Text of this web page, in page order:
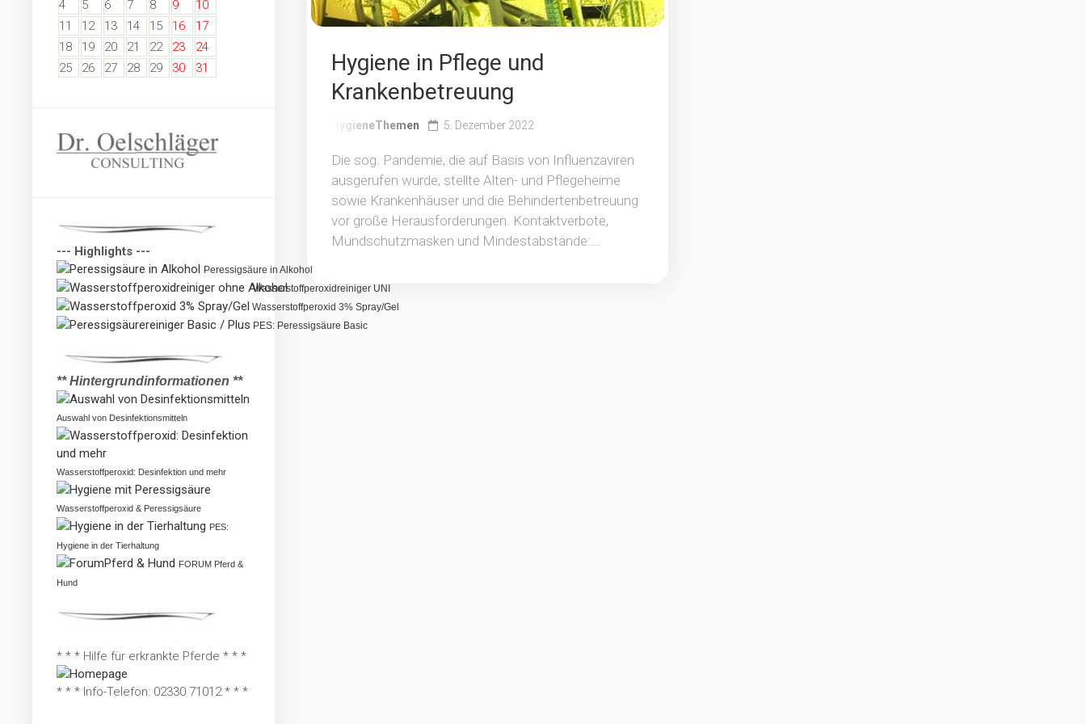
Hygiene in Pflege und
Krankenbetreuung
HygieneThemen 5. Dezember 2022
Die sog. Pandemie, die auf Basis von Influenzaviren
ausgerufen wurde, stellte Alten- und Pflegeheime
sowie Krankenhäuser und die Behindertenbetreuung
vor große Herausforderungen. Kontaktverbote,
Mundschutzmasken und Mindestabstände:...
4 5 6 7 8 9
10
11
12 13 14 15 16
17
18
19 20 21 22 23
24
25
26 27 28 29 30 31
--- Highlights ---
Peressigsäure in Alkohol
Wasserstoffperoxidreiniger UNI
Wasserstoffperoxid 3% Spray/Gel
PES: Peressigsäure Basic
** Hintergrundinformationen **
Auswahl von Desinfektionsmitteln
Wasserstoffperoxid: Desinfektion und mehr
Wasserstoffperoxid & Peressigsäure
PES:
Hygiene in der Tierhaltung
FORUM Pferd &
Hund
* * * Hilfe für erkrankte Pferde * * *
* * * Info-Telefon: 02330 71012 * * *